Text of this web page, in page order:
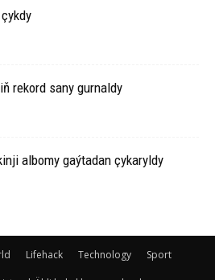
rekord sany gurnaldy
albomy gaýtadan çykaryldy
Lifehack Technology Sport